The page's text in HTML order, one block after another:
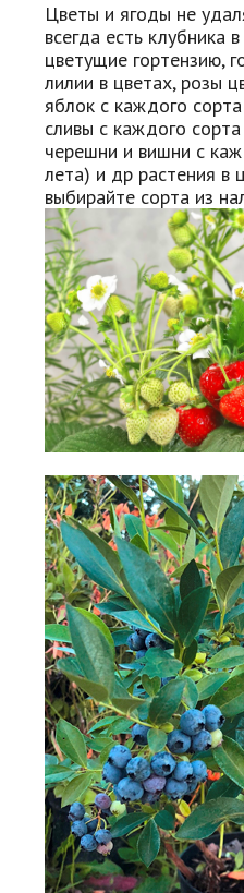
Цветы и ягоды не
всегда есть клубника
цветущие гортензию,
лилии в цветах, розы
яблок с каждого
сливы с каждого
черешни и вишни с
лета) и др растения в
выбирайте сорта из